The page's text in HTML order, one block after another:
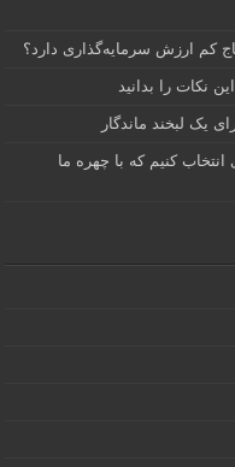
کم ارزش سرمایه‌گذاری دارد؟
نکات را بدانید
یک لبخند ماندگار
کنیم که با چهره ما